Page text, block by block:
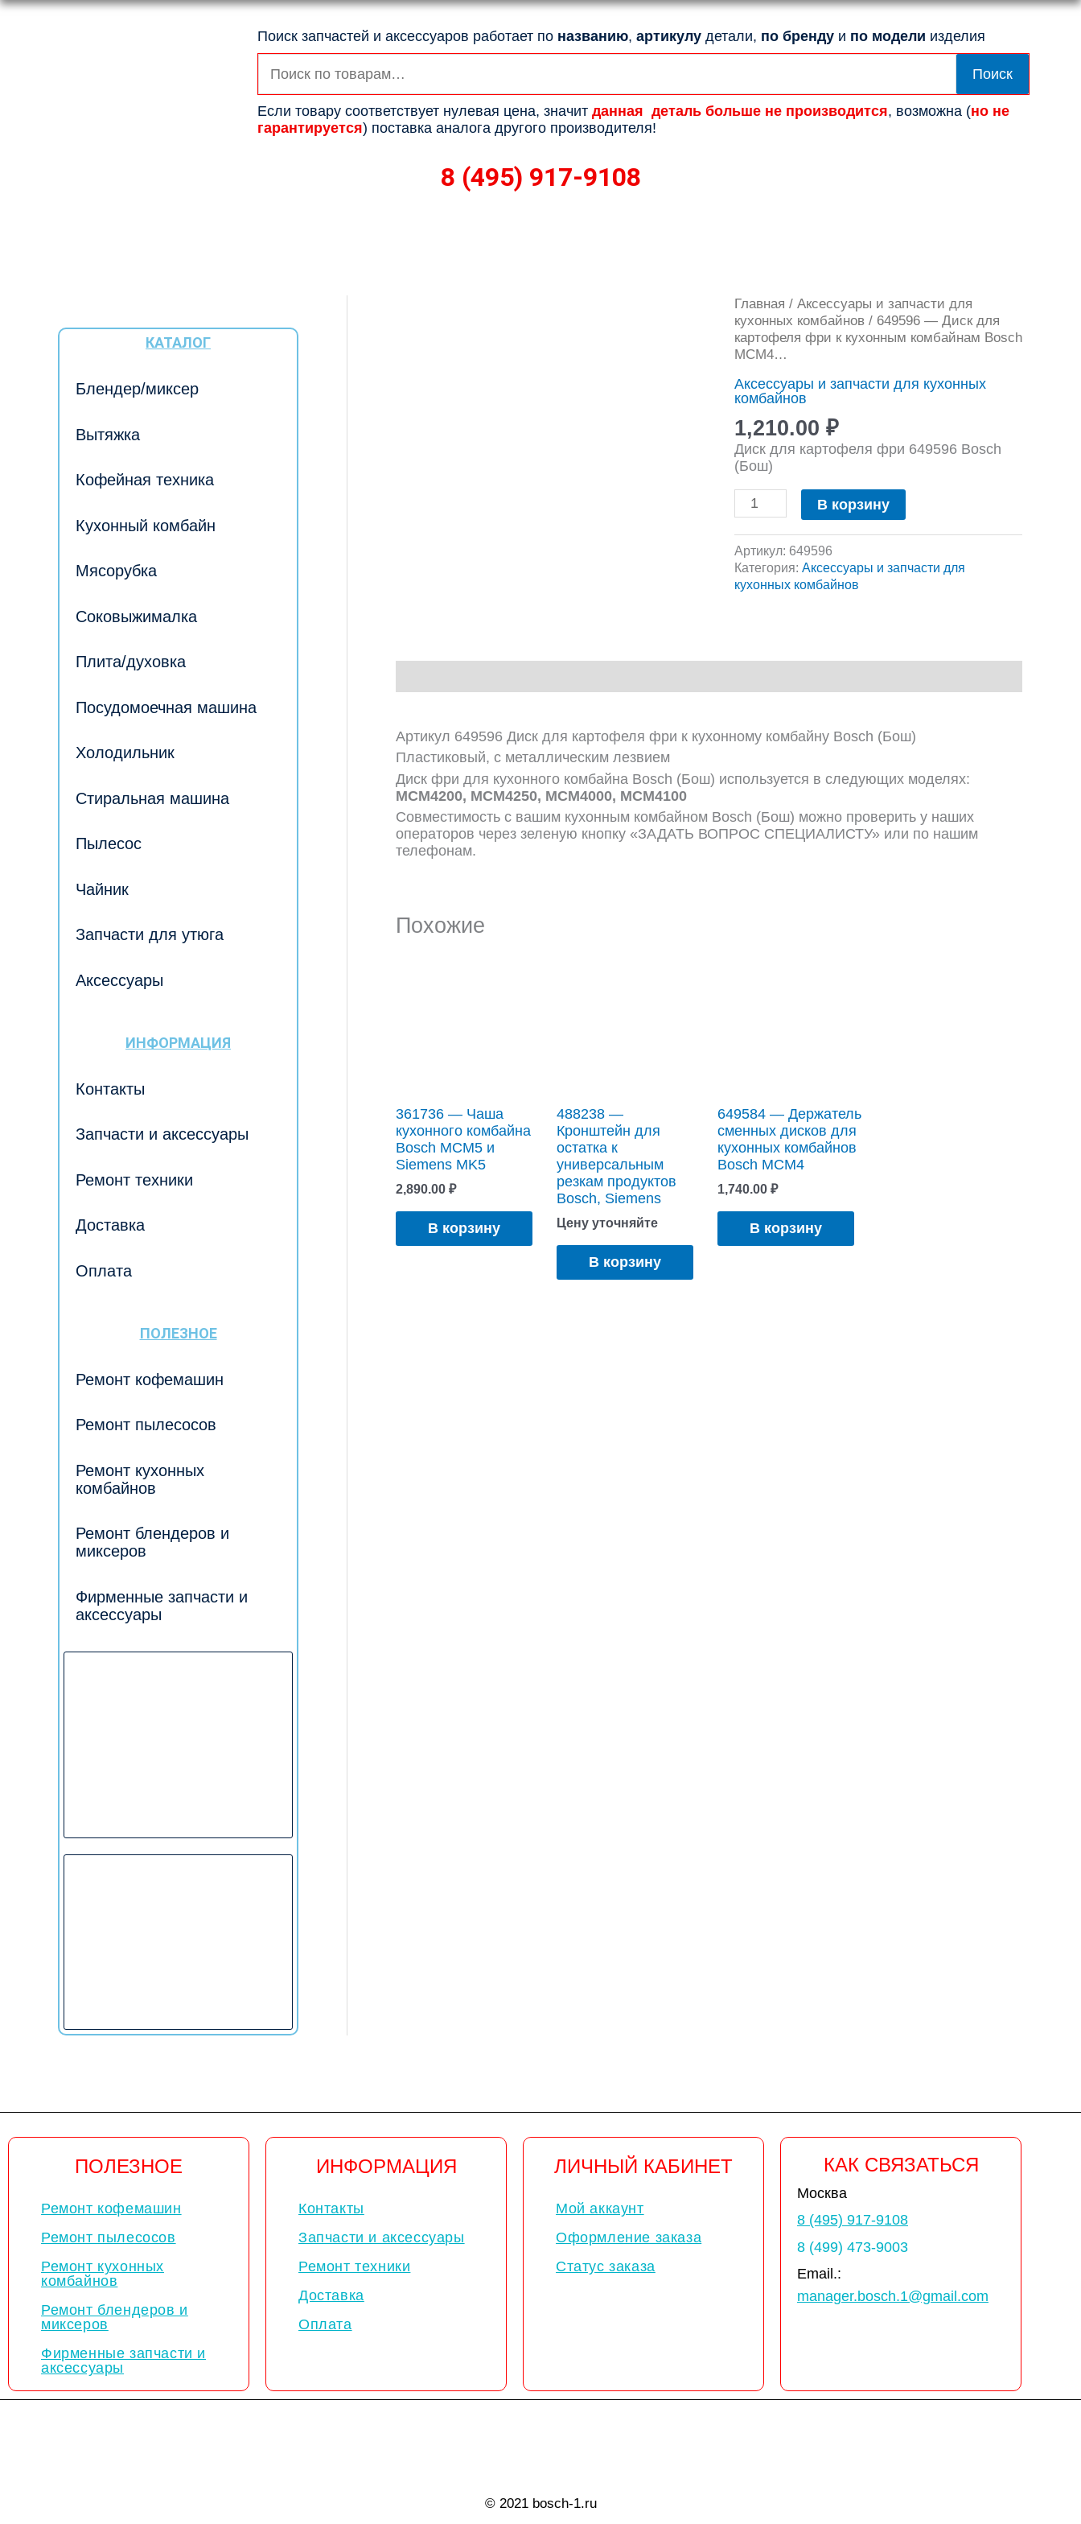
Поиск запчастей и аксессуаров работает по названию, артикулу детали, по бренду и по модели изделия
Поиск
Если товару соответствует нулевая цена, значит данная деталь больше не производится, возможна (но не
гарантируется) поставка аналога другого производителя!
8 (495) 917-9108
КАТАЛОГ
Блендер/миксер
Вытяжка
Кофейная техника
Кухонный комбайн
Мясорубка
Соковыжималка
Плита/духовка
Посудомоечная машина
Холодильник
Стиральная машина
Пылесос
Чайник
Запчасти для утюга
Аксессуары
ИНФОРМАЦИЯ
Контакты
Запчасти и аксессуары
Ремонт техники
Доставка
Оплата
ПОЛЕЗНОЕ
Ремонт кофемашин
Ремонт пылесосов
Ремонт кухонных
комбайнов
Ремонт блендеров и
миксеров
Фирменные запчасти и
аксессуары
Главная / Аксессуары и запчасти для
кухонных комбайнов/ 649596 — Диск для
картофеля фри к кухонным комбайнам Bosch
MCM4…
Аксессуары и запчасти для кухонных
комбайнов
1,210.00 ₽
Диск для картофеля фри 649596 Bosch
(Бош)
Количество
товара
649596
-
для
картофеля
фри
к
кухонным
комбайнам
Bosch
MCM4...
В корзину
Артикул: 649596
Категория: Аксессуары и запчасти для
кухонных комбайнов
Артикул 649596 Диск для картофеля фри к кухонному комбайну Bosch (Бош)
Пластиковый, с металлическим лезвием
Диск фри для кухонного комбайна Bosch (Бош) используется в следующих моделях:
MCM4200, MCM4250, MCM4000, MCM4100
Совместимость с вашим кухонным комбайном Bosch (Бош) можно проверить у наших
операторов через зеленую кнопку «ЗАДАТЬ ВОПРОС СПЕЦИАЛИСТУ» или по нашим
телефонам.
Похожие
361736 — Чаша
кухонного комбайна
Bosch MCM5 и
Siemens MK5
2,890.00 ₽
В корзину
488238 —
Кронштейн для
остатка к
универсальным
резкам продуктов
Bosch, Siemens
Цену уточняйте
В корзину
649584 — Держатель
сменных дисков для
кухонных комбайнов
Bosch MCM4
1,740.00 ₽
В корзину
ПОЛЕЗНОЕ
Ремонт кофемашин
Ремонт пылесосов
Ремонт кухонных
комбайнов
Ремонт блендеров и
миксеров
Фирменные запчасти и
аксессуары
ИНФОРМАЦИЯ
Контакты
Запчасти и аксессуары
Ремонт техники
Доставка
Оплата
ЛИЧНЫЙ КАБИНЕТ
Мой аккаунт
Оформление заказа
Статус заказа
КАК СВЯЗАТЬСЯ
Москва
8 (495) 917-9108
8 (499) 473-9003
Email.:
manager.bosch.1@gmail.com
© 2021 bosch-1.ru